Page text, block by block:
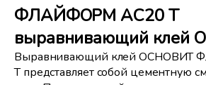
ФЛАЙФОРМ AC20 T
выравнивающий клей
Выравнивающий клей ОСНОВИТ
T представляет собой цементную